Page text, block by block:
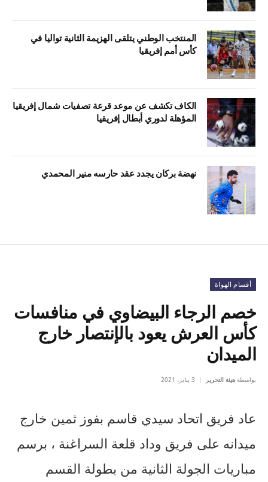
المنتخب الوطني يتلقى الهزيمة الثانية تواليا في
كأس أمم إفريقيا
الكاف تكشف عن موعد قرعة تصفيات شمال إفريقيا
المؤهلة لدوري أبطال إفريقيا
نهضة بركان يجدد عقد حارسه منير المحمدي
أقسام الهواة
خصم الرجاء البيضاوي في منافسات
كأس العرش يعود بالإنتصار خارج
الميدان
بواسطة هيئة التحرير 3 يناير، 2021
عاد فريق اتحاد سيدي قاسم بفوز ثمين خارج
ميدانه على فريق وداد قلعة السراغنة ، برسم
مباريات الجولة الثانية من بطولة القسم